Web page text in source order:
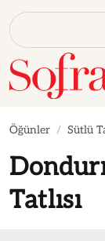
Öğünler Sütlü
Tatlısı